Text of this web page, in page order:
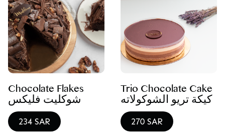
Chocolate Flakes
شوكليت فليكس
234 SAR
Trio Chocolate Cake
كيكة تريو الشوكولاته
270 SAR